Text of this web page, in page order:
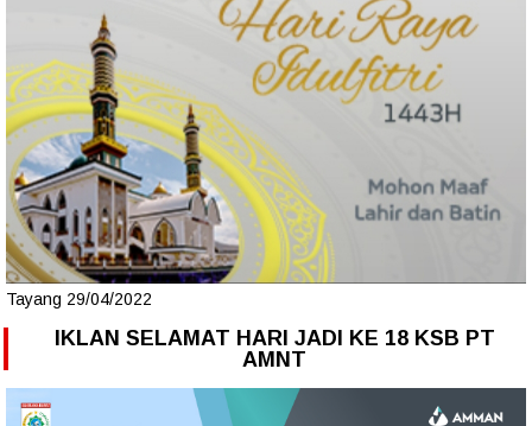
Tayang 29/04/2022
IKLAN SELAMAT HARI JADI KE 18 KSB PT
AMNT